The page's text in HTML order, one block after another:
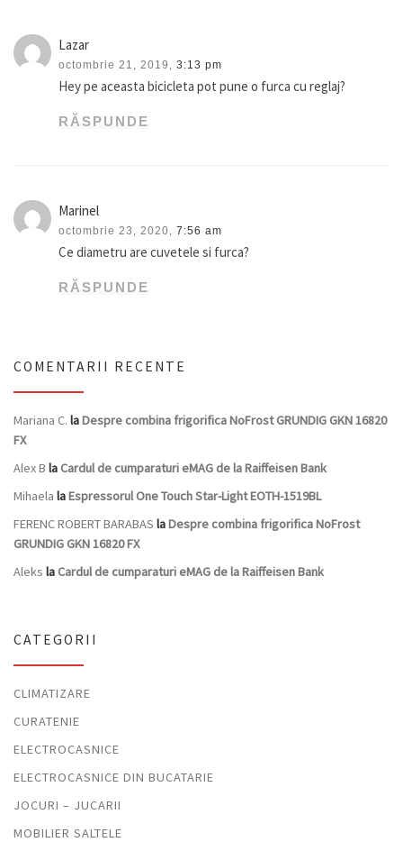
Lazar
octombrie 21, 2019, 3:13 pm
Hey pe aceasta bicicleta pot pune o furca cu reglaj?
RĂSPUNDE
Marinel
octombrie 23, 2020, 7:56 am
Ce diametru are cuvetele si furca?
RĂSPUNDE
COMENTARII RECENTE
Mariana C. laDespre combina frigorifica NoFrost GRUNDIG GKN 16820
FX
Alex B la Cardul de cumparaturi eMAG de la Raiffeisen Bank
Mihaela laEspressorul One Touch Star-Light EOTH-1519BL
FERENC ROBERT BARABAS laDespre combina frigorifica NoFrost
GRUNDIG GKN 16820 FX
Aleks la Cardul de cumparaturi eMAG de la Raiffeisen Bank
CATEGORII
CLIMATIZARE
CURATENIE
ELECTROCASNICE
ELECTROCASNICE DIN BUCATARIE
JOCURI – JUCARII
MOBILIER SALTELE